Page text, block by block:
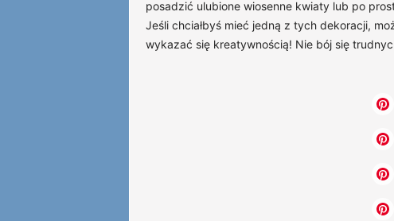
posadzić ulubione wiosenne kwiaty lub po
Jeśli chciałbyś mieć jedną z tych dekoracji,
wykazać się kreatywnością! Nie bój się